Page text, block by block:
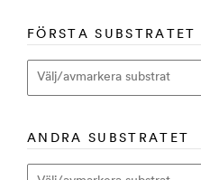
FÖRSTA SUBSTRATET
ANDRA SUBSTRATET